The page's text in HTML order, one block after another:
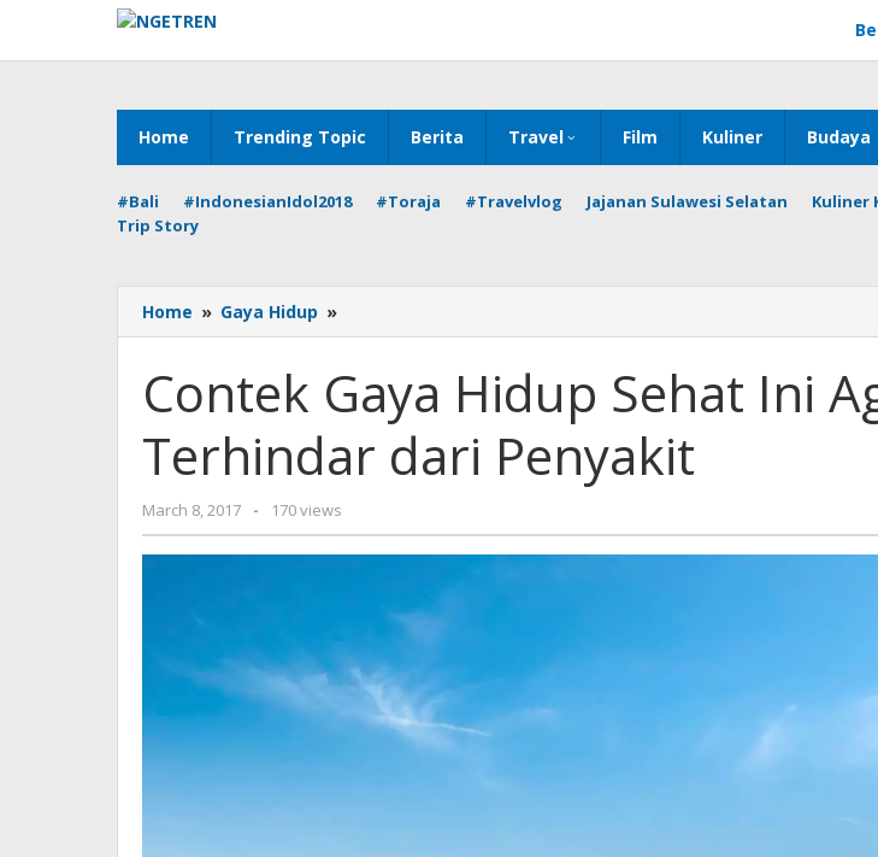
content
Home Trending Topic Berita Travel Film Kuliner Budaya
#Bali #IndonesianIdol2018 #Toraja #Travelvlog Jajanan Sulawesi Selatan Kuliner
Trip Story
Home » Gaya Hidup »
Gaya
Sehat
Ini
Terhindar
Penyakit
Contek Gaya Hidup Sehat Ini
Terhindar dari Penyakit
March 8, 2017
by
Cynthia
Cecilia
- 170 views